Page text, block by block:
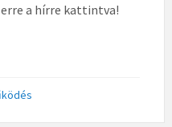
a hírre kattintva!